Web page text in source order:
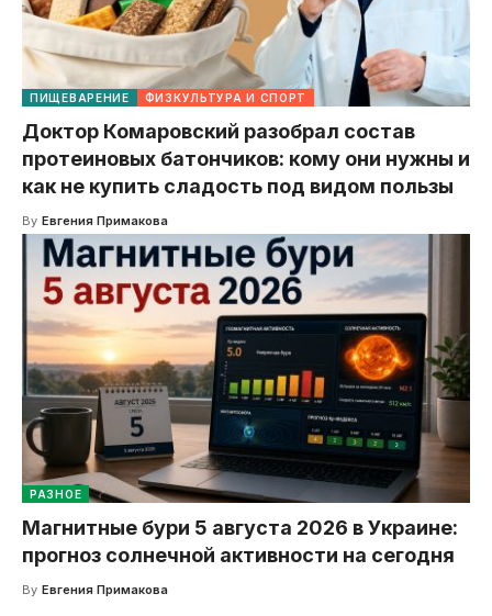
ПИЩЕВАРЕНИЕ ФИЗКУЛЬТУРА И СПОРТ
Доктор Комаровский разобрал состав
протеиновых батончиков: кому они нужны и
как не купить сладость под видом пользы
By Евгения Примакова
РАЗНОЕ
Магнитные бури 5 августа 2026 в Украине:
прогноз солнечной активности на сегодня
By Евгения Примакова